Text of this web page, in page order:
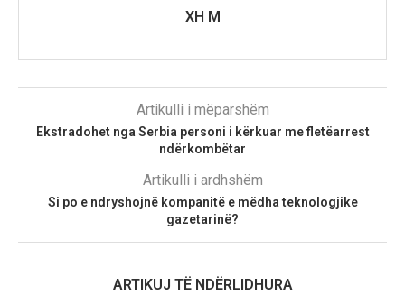
XH M
Artikulli i mëparshëm
Ekstradohet nga Serbia personi i kërkuar me fletëarrest
ndërkombëtar
Artikulli i ardhshëm
Si po e ndryshojnë kompanitë e mëdha teknologjike
gazetarinë?
ARTIKUJ TË NDËRLIDHURA